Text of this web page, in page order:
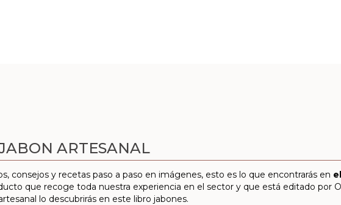
ARTESANAL
consejos y recetas paso a paso en imágenes, esto es lo que encontrarás en
que recoge toda nuestra experiencia en el sector y que está editado por
lo descubrirás en este libro jabones.